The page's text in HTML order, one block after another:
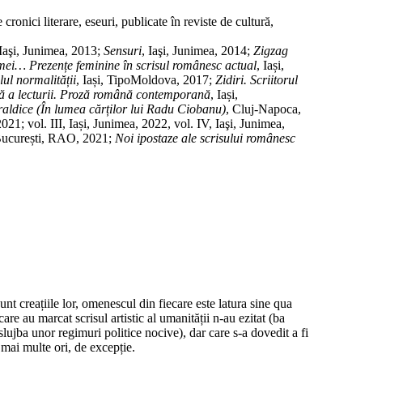
literare, eseuri, publicate în reviste de cul­tu­ră,
Junimea, 2013; Sensuri, Iaşi, Juni­mea, 2014;Zigzag
Prezențe femi­­nine în scrisul românesc actual, Iași,
norma­li­tă­ții, Iași, TipoMoldova, 2017; Zidiri. Scriitorul
a lecturii. Proză română contem­po­rană, Iași,
(În lumea cărților lui Radu Ciobanu), Cluj-Napoca,
vol. III, Iași, Juni­mea, 2022, vol. IV, Iaşi, Junimea,
RAO, 2021; Noi ipostaze ale scrisului românesc
creațiile lor, ome­nes­cul din fiecare este latura sine qua
au marcat scrisul artistic al umanității n-au ezitat (ba
unor regimuri politice nocive), dar care s-a dovedit a fi
multe ori, de excepție.